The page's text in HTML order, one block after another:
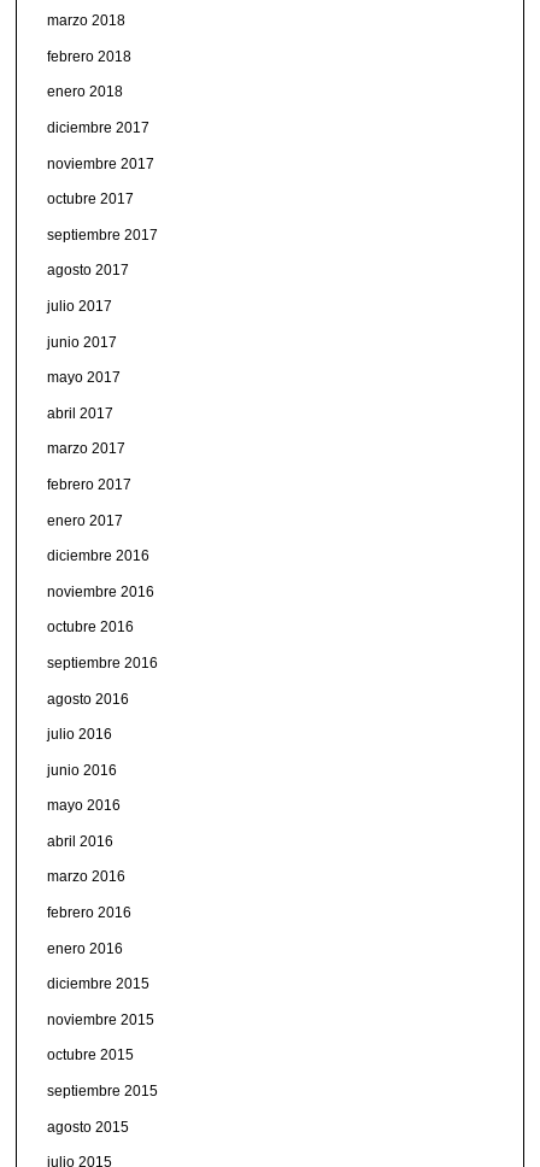
marzo 2018
febrero 2018
enero 2018
diciembre 2017
noviembre 2017
octubre 2017
septiembre 2017
agosto 2017
julio 2017
junio 2017
mayo 2017
abril 2017
marzo 2017
febrero 2017
enero 2017
diciembre 2016
noviembre 2016
octubre 2016
septiembre 2016
agosto 2016
julio 2016
junio 2016
mayo 2016
abril 2016
marzo 2016
febrero 2016
enero 2016
diciembre 2015
noviembre 2015
octubre 2015
septiembre 2015
agosto 2015
julio 2015